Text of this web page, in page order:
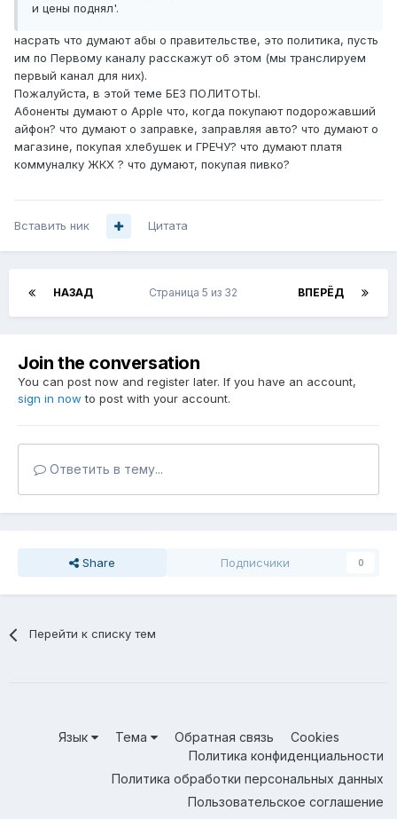
и цены поднял'.
насрать что думают абы о правительстве, это политика, пусть
им по Первому каналу расскажут об этом (мы транслируем
первый канал для них).
Пожалуйста, в этой теме БЕЗ ПОЛИТОТЫ.
Абоненты думают о Apple что, когда покупают подорожавший
айфон? что думают о заправке, заправляя авто? что думают о
магазине, покупая хлебушек и ГРЕЧУ? что думают платя
коммуналку ЖКХ ? что думают, покупая пивко?
Вставить ник Цитата
НАЗАД ВПЕРЁД
Страница 5 из 32
Join the conversation
You can post now and register later. If you have an account,
sign in now to post with your account.
Ответить в тему...
Share Подписчики 0
Перейти к списку тем
Язык Тема Обратная связь
Cookies
Политика конфиденциальности
Политика обработки персональных данных
Пользовательское соглашение